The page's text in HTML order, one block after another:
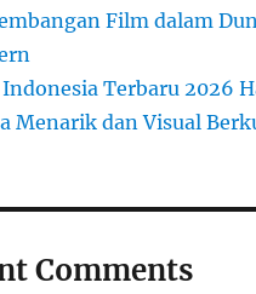
Film dalam
Terbaru 2026
Menarik dan Visual
Comments